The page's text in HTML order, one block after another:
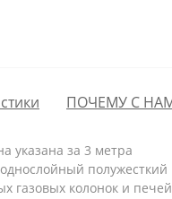
ПОЧЕМУ С
указана за 3 метра
газовых колонок и